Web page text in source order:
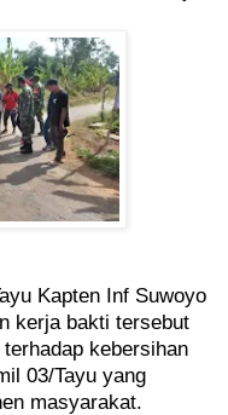
Kapten Inf Suwoyo
kerja bakti tersebut
kebersihan
03/Tayu yang
masyarakat.